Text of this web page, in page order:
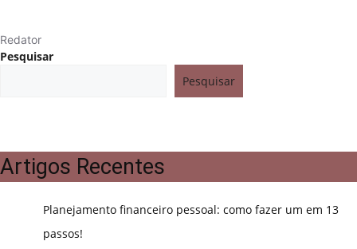
Redator
Pesquisar
Pesquisar
Artigos Recentes
Planejamento financeiro pessoal: como fazer um em 13
passos!